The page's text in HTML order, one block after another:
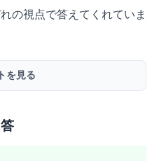
の視点で答えてくれていま
を見る